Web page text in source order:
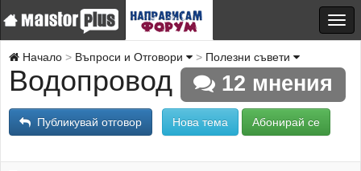
Начало Въпроси и Отговори Полезни съвети
Водопровод 12 мнения
Публикувай отговор Нова тема Абонирай се